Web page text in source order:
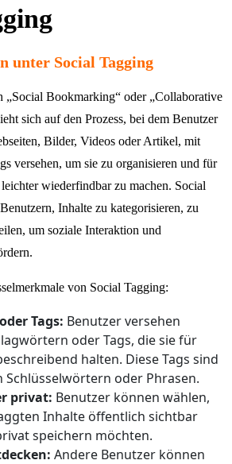
unter Social Tagging
„Social Bookmarking“ oder „Collaborative
sich auf den Prozess, bei dem Benutzer
Bilder, Videos oder Artikel, mit
versehen, um sie zu organisieren und für
wiederfindbar zu machen. Social
Inhalte zu kategorisieren, zu
um soziale Interaktion und
von Social Tagging:
Tags: Benutzer versehen
oder Tags, die sie für
halten. Diese Tags sind
Schlüsselwörtern oder Phrasen.
privat: Benutzer können wählen,
Inhalte öffentlich sichtbar
speichern möchten.
Andere Benutzer können